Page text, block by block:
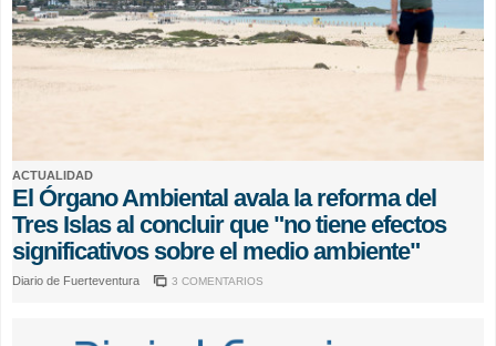
ACTUALIDAD
El Órgano Ambiental avala la reforma del
Tres Islas al concluir que "no tiene efectos
significativos sobre el medio ambiente"
Diario de Fuerteventura 3 COMENTARIOS